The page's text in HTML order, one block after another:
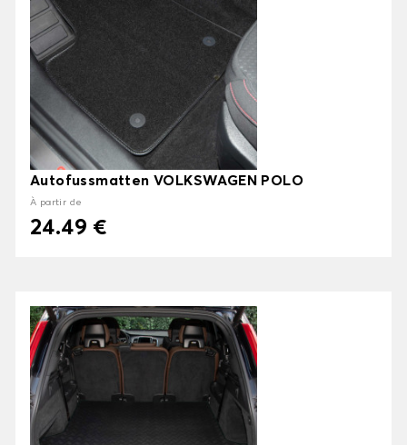
Autofussmatten VOLKSWAGEN POLO
À partir de
24.49 €